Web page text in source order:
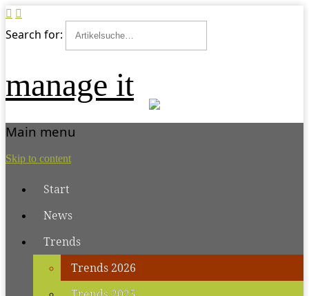
Search for:
manage it
Main menu
Skip to content
Start
News
Trends
Trends 2026